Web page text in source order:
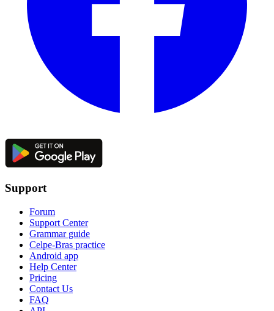
Support
Forum
Support Center
Grammar guide
Celpe-Bras practice
Android app
Help Center
Pricing
Contact Us
FAQ